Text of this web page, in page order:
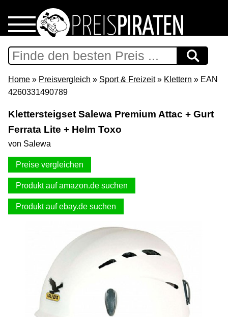
Home
Download
Support & Newsletter
Presse
Datenschutz
Impressum
Home » Preisvergleich » Sport & Freizeit» Klettern » EAN
4260331490789
Klettersteigset Salewa Premium Attac + Gurt
Ferrata Lite + Helm Toxo
von Salewa
Preise vergleichen
Produkt auf amazon.de suchen
Produkt auf ebay.de suchen